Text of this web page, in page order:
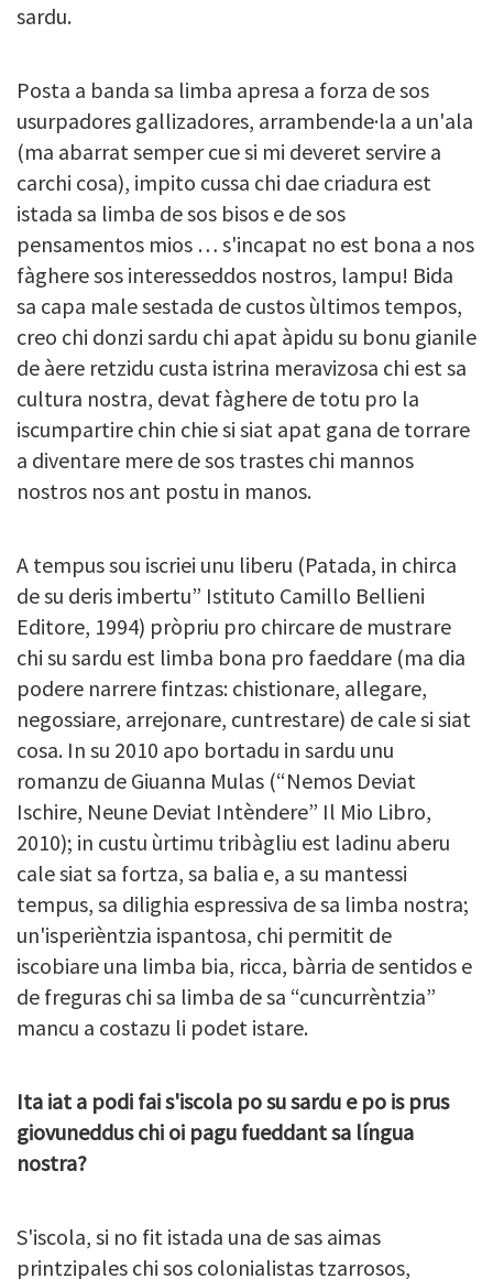
sardu.
Posta a banda sa limba apresa a forza de sos
usurpadores gallizadores, arrambende·la a un'ala
(ma abarrat semper cue si mi deveret servire a
carchi cosa), impito cussa chi dae criadura est
istada sa limba de sos bisos e de sos
pensamentos mios … s'incapat no est bona a nos
fàghere sos interesseddos nostros, lampu! Bida
sa capa male sestada de custos ùltimos tempos,
creo chi donzi sardu chi apat àpidu su bonu gianile
de àere retzidu custa istrina meravizosa chi est sa
cultura nostra, devat fàghere de totu pro la
iscumpartire chin chie si siat apat gana de torrare
a diventare mere de sos trastes chi mannos
nostros nos ant postu in manos.
A tempus sou iscriei unu liberu (Patada, in chirca
de su deris imbertu” Istituto Camillo Bellieni
Editore, 1994) pròpriu pro chircare de mustrare
chi su sardu est limba bona pro faeddare (ma dia
podere narrere fintzas: chistionare, allegare,
negossiare, arrejonare, cuntrestare) de cale si siat
cosa. In su 2010 apo bortadu in sardu unu
romanzu de Giuanna Mulas (“Nemos Deviat
Ischire, Neune Deviat Intèndere” Il Mio Libro,
2010); in custu ùrtimu tribàgliu est ladinu aberu
cale siat sa fortza, sa balia e, a su mantessi
tempus, sa dilighia espressiva de sa limba nostra;
un'isperièntzia ispantosa, chi permitit de
iscobiare una limba bia, ricca, bàrria de sentidos e
de freguras chi sa limba de sa “cuncurrèntzia”
mancu a costazu li podet istare.
Ita iat a podi fai s'iscola po su sardu e po is prus
giovuneddus chi oi pagu fueddant sa língua
nostra?
S'iscola, si no fit istada una de sas aimas
printzipales chi sos colonialistas tzarrosos,